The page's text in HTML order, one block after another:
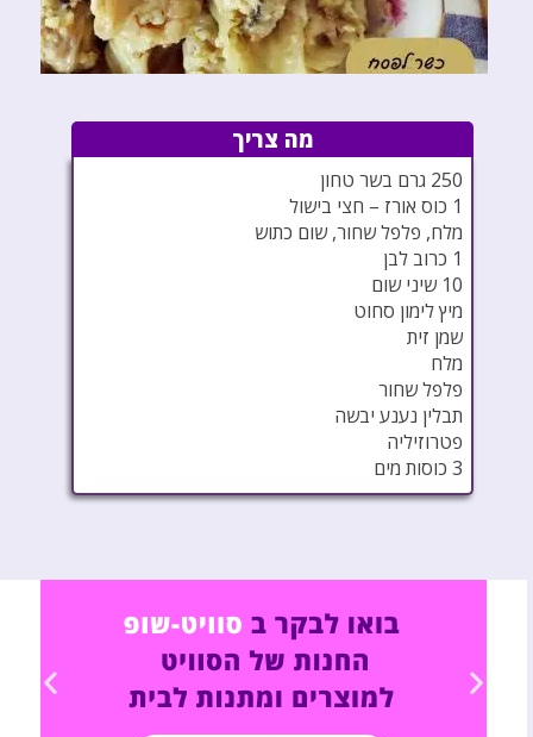
מה צריך
250 גרם בשר טחון
1 כוס אורז – חצי בישול
מלח, פלפל שחור, שום כתוש
1 כרוב לבן
10 שיני שום
מיץ לימון סחוט
שמן זית
מלח
פלפל שחור
תבלין נענע יבשה
פטרוזיליה
3 כוסות מים